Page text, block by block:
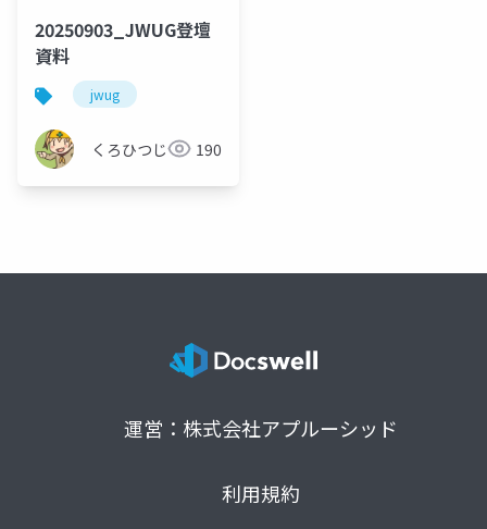
20250903_JWUG登壇
資料
jwug
くろひつじ 190
運営：株式会社アプルーシッド
利用規約